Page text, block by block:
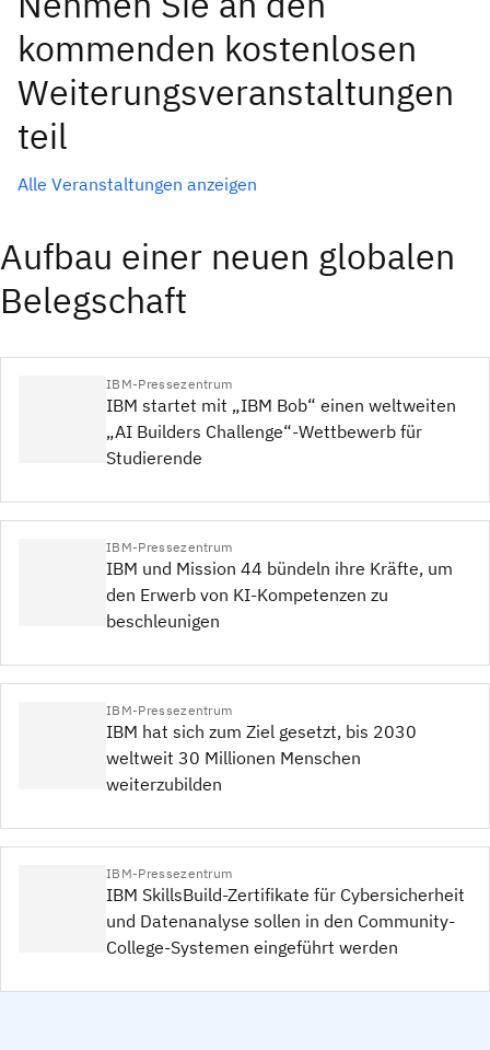
kommenden kostenlosen
Weiterungsveranstaltungen
teil
Alle Veranstaltungen anzeigen
Aufbau einer neuen globalen
Belegschaft
IBM-Pressezentrum
IBM startet mit „IBM Bob“ einen weltweiten
„AI Builders Challenge“-Wettbewerb für
Studierende
IBM-Pressezentrum
IBM und Mission 44 bündeln ihre Kräfte, um
den Erwerb von KI-Kompetenzen zu
beschleunigen
IBM-Pressezentrum
IBM hat sich zum Ziel gesetzt, bis 2030
weltweit 30 Millionen Menschen
weiterzubilden
IBM-Pressezentrum
IBM SkillsBuild-Zertifikate für Cybersicherheit
und Datenanalyse sollen in den Community-
College-Systemen eingeführt werden